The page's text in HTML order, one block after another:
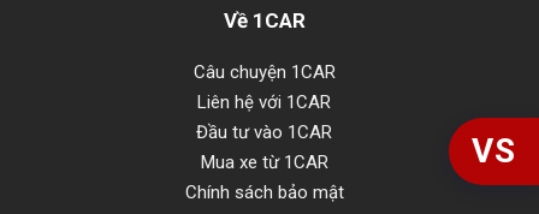
Về 1CAR
Câu chuyện 1CAR
Liên hệ với 1CAR
Đầu tư vào 1CAR
Mua xe từ 1CAR
Chính sách bảo mật
VS